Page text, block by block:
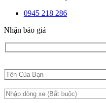
0945 218 286
Nhận báo giá